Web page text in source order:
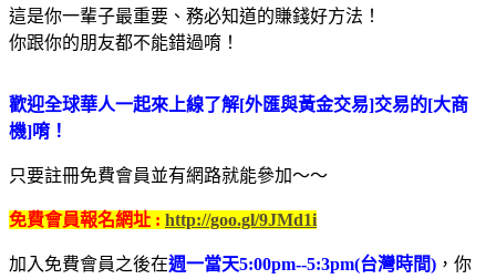
這是你一輩子最重要、務必知道的賺錢好方法！
你跟你的朋友都不能錯過唷！
歡迎全球華人一起來上線了解[外匯與黃金交易]交易的[大商
機]唷！
只要註冊免費會員並有網路就能參加～～
免費會員報名網址 : http://goo.gl/9JMd1i
加入免費會員之後在週一當天5:00pm--5:3pm(台灣時間) ，你